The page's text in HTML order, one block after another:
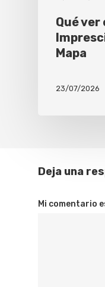
Qué ver
Mapa
23/07/2026
Deja una
Mi comentario